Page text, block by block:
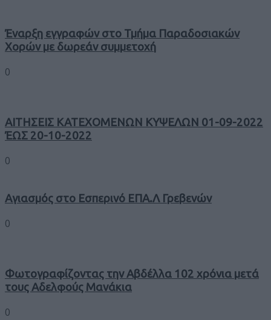
Έναρξη εγγραφών στο Τμήμα Παραδοσιακών
Χορών με δωρεάν συμμετοχή
0
ΑΙΤΗΣΕΙΣ ΚΑΤΕΧΟΜΕΝΩΝ ΚΥΨΕΛΩΝ 01-09-2022
ΈΩΣ 20-10-2022
0
Αγιασμός στο Εσπερινό ΕΠΑ.Λ Γρεβενών
0
Φωτογραφίζοντας την Αβδέλλα 102 χρόνια μετά
τους Αδελφούς Μανάκια
0